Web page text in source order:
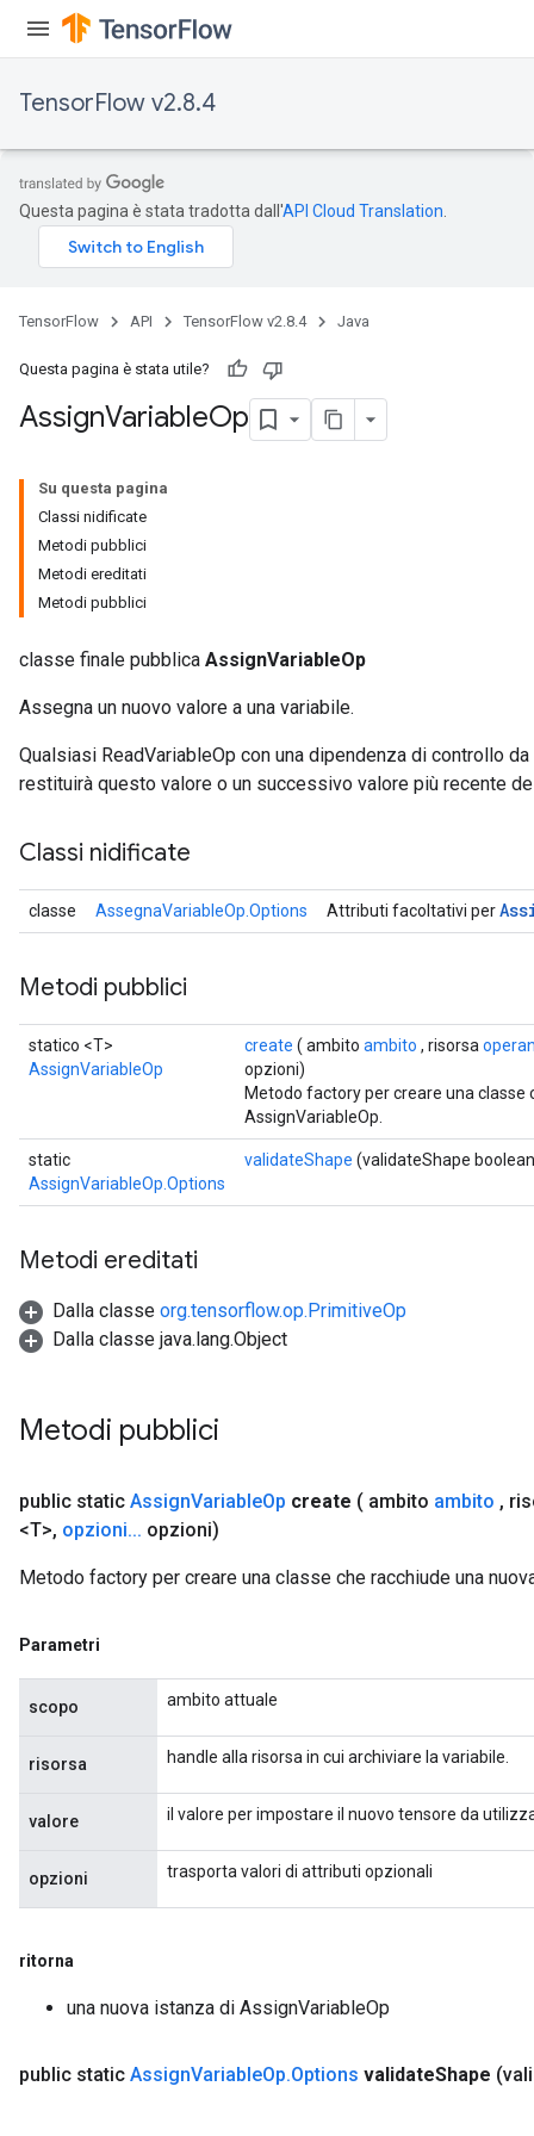
TensorFlow v2.8.4
Questa pagina è stata tradotta dall'API Cloud Translation
TensorFlow API TensorFlow v2.8.4 Java
Questa pagina è stata utile?
AssignVariableOp
Su questa pagina
Classi nidificate
Metodi pubblici
Metodi ereditati
Metodi pubblici
classe finale pubblica AssignVariableOp
Assegna un nuovo valore a una variabile.
Qualsiasi ReadVariableOp con una dipendenza di controllo
restituirà questo valore o un successivo valore più recente
Classi nidificate
classe AssegnaVariableOp.Options Attributi facoltativi per
Metodi pubblici
statico <T>
AssignVariableOp
create ( ambito ambito , risorsa
opzioni)
Metodo factory per creare una
AssignVariableOp.
static
AssignVariableOp.Options
validateShape (validateShape
Metodi ereditati
Dalla classe org.tensorflow.op.PrimitiveOp
Dalla classe java.lang.Object
Metodi pubblici
public static AssignVariableOp create ( ambito ambito ,
<T>, opzioni... opzioni)
Metodo factory per creare una classe che racchiude una
Parametri
scopo ambito attuale
risorsa handle alla risorsa in cui archiviare la variabile.
valore il valore per impostare il nuovo tensore da
opzioni trasporta valori di attributi opzionali
ritorna
una nuova istanza di AssignVariableOp
public static AssignVariableOp.Options validateShape